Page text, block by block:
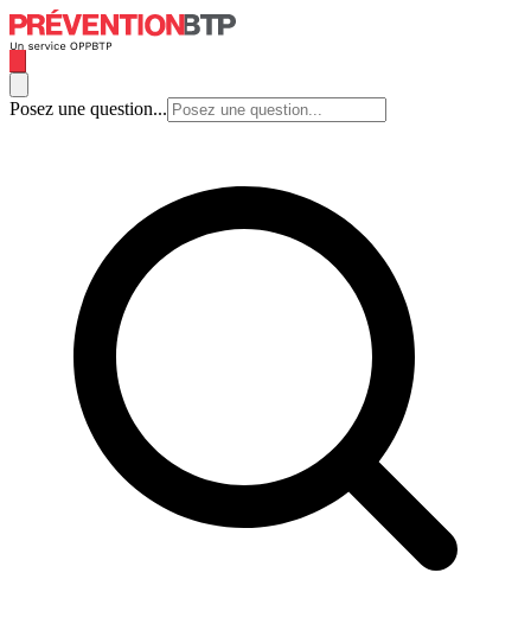
Posez une question...